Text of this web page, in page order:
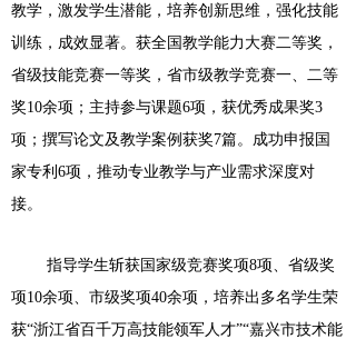
教学，激发学生潜能，培养创新思维，强化技能
训练，成效显著。 获全国教学能力大赛二等奖 ，
省级技能竞赛一等奖，省市级教学竞赛一、 二等
奖10余项；主持参与课题6项，获优秀成果奖3
项 ； 撰写论文及教学案例获奖7篇。 成功申报 国
家专利 6项，推动专业教学与产业需求深度对
接。
指导学生斩获国家级竞赛奖项8项、省级奖
项10余项、市级奖项40余项，培养出多名学生荣
获“浙江省百千万高技能领军人才”“嘉兴市技术能